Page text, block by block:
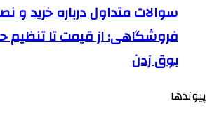
سوالات متداول درباره خرید و
فروشگاهی؛ از قیمت تا
بوق زدن
پیوندها